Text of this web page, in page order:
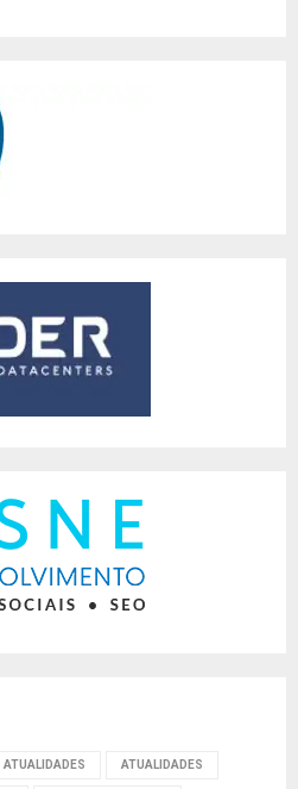
ATUALIDADES ATUALIDADES